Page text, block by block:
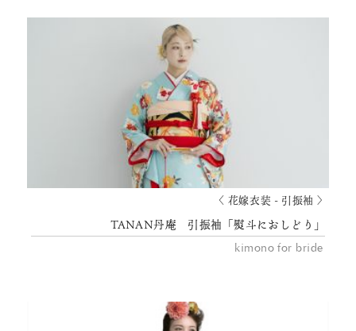
〈 花嫁衣装 - 引振袖 〉
TANAN丹庵 引振袖「熨斗におしどり」
kimono for bride